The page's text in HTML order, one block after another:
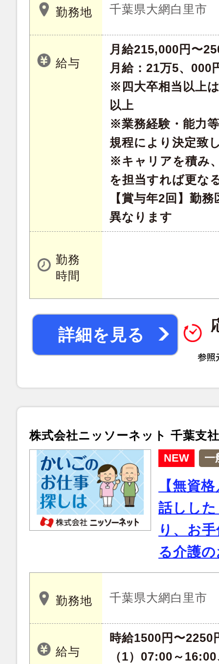
勤務地 千葉県大網白里市
給与
月給215,000円〜
月給：21万5、000
※四大卒相当以上
以上
※業務経験・能力
規程により決定致
※キャリアを積み
を担当すれば更な
【賞与年2回】勤
異なります
勤務
時間
詳細を見る
株式会社ニッソーネット 千葉支社
NEW 一
【無資
話しし
り、お
る介護
勤務地 千葉県大網白里市
給与
時給1500円〜2250
（1）07:00～